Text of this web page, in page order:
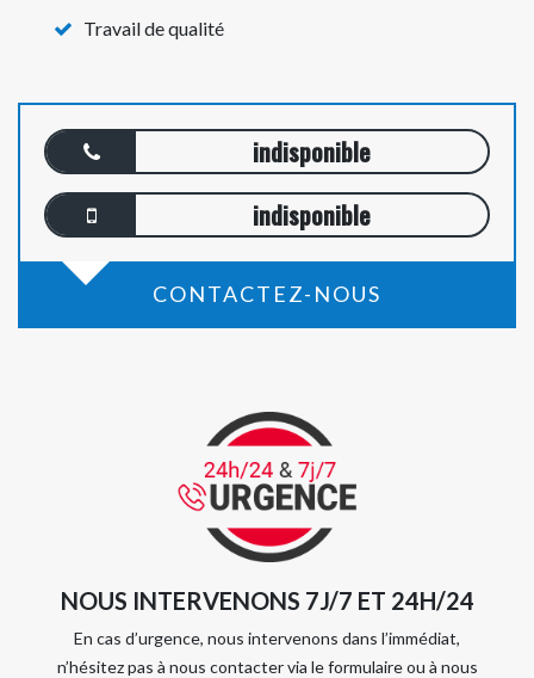
Travail de qualité
indisponible
indisponible
CONTACTEZ-NOUS
NOUS INTERVENONS 7J/7 ET 24H/24
En cas d’urgence, nous intervenons dans l’immédiat,
n’hésitez pas à nous contacter via le formulaire ou à nous